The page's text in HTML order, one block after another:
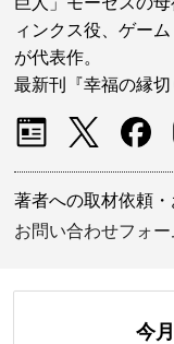
ィンクス役、ゲー
が代表作。
最新刊『幸福の縁
著者への取材依頼
お問い合わせフォー
今